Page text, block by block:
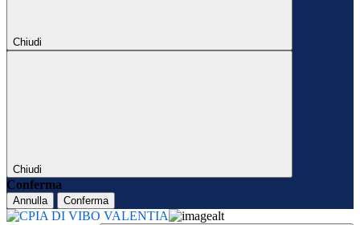
Chiudi
Chiudi
Conferma
Annulla Conferma